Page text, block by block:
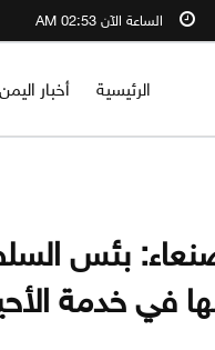
الساعة الآن 02:53 AM
الرئيسية أخبار اليمن
بئس
في خدمة